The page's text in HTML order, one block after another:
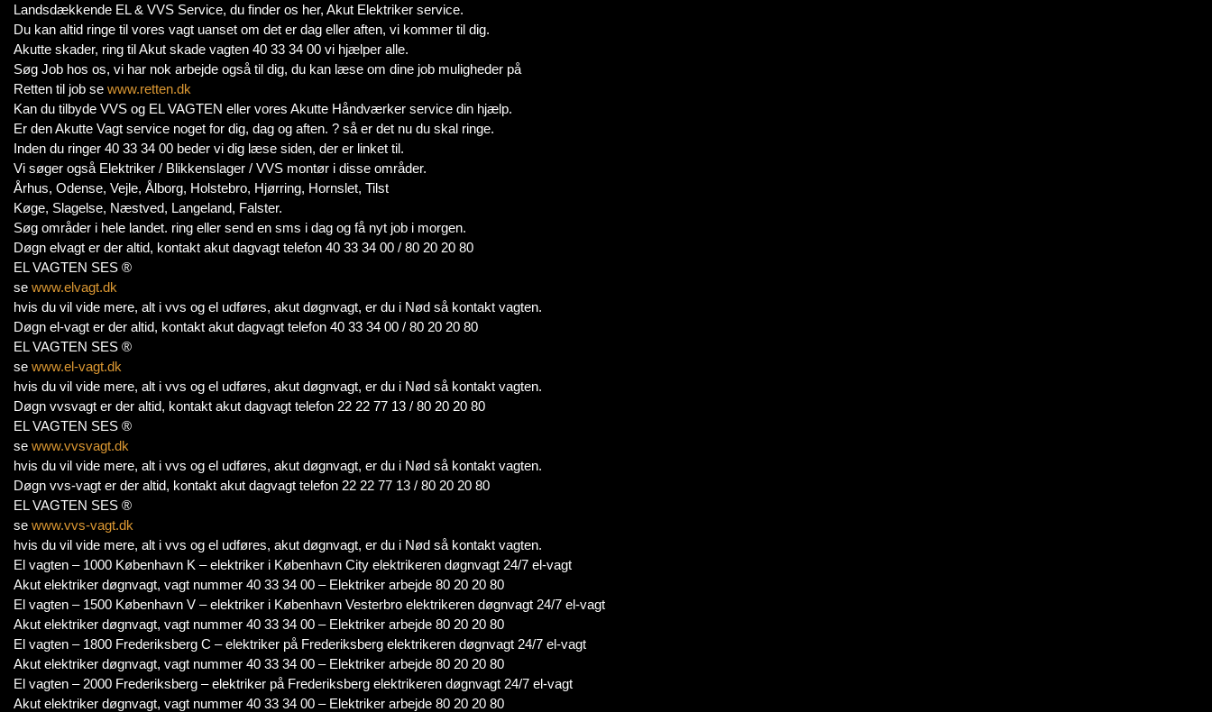
Landsdækkende EL & VVS Service, du finder os her, Akut Elektriker service.
Du kan altid ringe til vores vagt uanset om det er dag eller aften, vi kommer til dig.
Akutte skader, ring til Akut skade vagten 40 33 34 00 vi hjælper alle.
Søg Job hos os, vi har nok arbejde også til dig, du kan læse om dine job muligheder på
Retten til job se www.retten.dk
Kan du tilbyde VVS og EL VAGTEN eller vores Akutte Håndværker service din hjælp.
Er den Akutte Vagt service noget for dig, dag og aften. ? så er det nu du skal ringe.
Inden du ringer 40 33 34 00 beder vi dig læse siden, der er linket til.
Vi søger også Elektriker / Blikkenslager / VVS montør i disse områder.
Århus, Odense, Vejle, Ålborg, Holstebro, Hjørring, Hornslet, Tilst
Køge, Slagelse, Næstved, Langeland, Falster.
Søg områder i hele landet. ring eller send en sms i dag og få nyt job i morgen.
Døgn elvagt er der altid, kontakt akut dagvagt telefon 40 33 34 00 / 80 20 20 80
EL VAGTEN SES ®
se www.elvagt.dk
hvis du vil vide mere, alt i vvs og el udføres, akut døgnvagt, er du i Nød så kontakt vagten.
Døgn el-vagt er der altid, kontakt akut dagvagt telefon 40 33 34 00 / 80 20 20 80
EL VAGTEN SES ®
se www.el-vagt.dk
hvis du vil vide mere, alt i vvs og el udføres, akut døgnvagt, er du i Nød så kontakt vagten.
Døgn vvsvagt er der altid, kontakt akut dagvagt telefon 22 22 77 13 / 80 20 20 80
EL VAGTEN SES ®
se www.vvsvagt.dk
hvis du vil vide mere, alt i vvs og el udføres, akut døgnvagt, er du i Nød så kontakt vagten.
Døgn vvs-vagt er der altid, kontakt akut dagvagt telefon 22 22 77 13 / 80 20 20 80
EL VAGTEN SES ®
se www.vvs-vagt.dk
hvis du vil vide mere, alt i vvs og el udføres, akut døgnvagt, er du i Nød så kontakt vagten.
El vagten – 1000 København K – elektriker i København City elektrikeren døgnvagt 24/7 el-vagt
Akut elektriker døgnvagt, vagt nummer 40 33 34 00 – Elektriker arbejde 80 20 20 80
El vagten – 1500 København V – elektriker i København Vesterbro elektrikeren døgnvagt 24/7 el-vagt
Akut elektriker døgnvagt, vagt nummer 40 33 34 00 – Elektriker arbejde 80 20 20 80
El vagten – 1800 Frederiksberg C – elektriker på Frederiksberg elektrikeren døgnvagt 24/7 el-vagt
Akut elektriker døgnvagt, vagt nummer 40 33 34 00 – Elektriker arbejde 80 20 20 80
El vagten – 2000 Frederiksberg – elektriker på Frederiksberg elektrikeren døgnvagt 24/7 el-vagt
Akut elektriker døgnvagt, vagt nummer 40 33 34 00 – Elektriker arbejde 80 20 20 80